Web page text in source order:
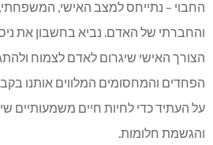
החבוי – נתייחס למצב האישי, המשפחתי,
והחברתי של האדם. נביא בחשבון את
הצורך האישי שיגרום לאדם לצמוח
הפחדים והמחסומים המלווים אותנו
על העתיד כדי לחיות חיים משמעותיים
והגשמת חלומות.